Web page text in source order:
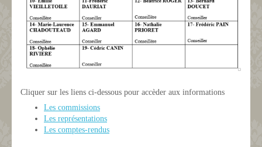
Cliquer sur les liens ci-dessous pour accèder aux informations
Les commissions
Les représentations
Les comptes-rendus